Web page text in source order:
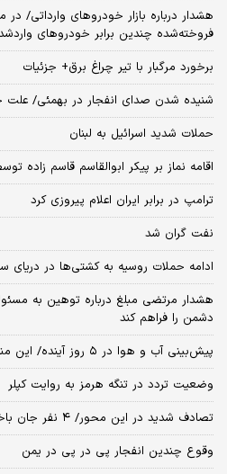
هشدار درباره بازار خودروهای وارداتی/ در
فروخته‌شده چندین برابر خودروهای
برخورد مرگبار با تیر چراغ برق+ جزئیات
شنیده شدن صدای انفجار در بهمئی/
حملات شدید اسرائیل به لبنان
اقامه نماز بر پیکر ابوالقاسم قاسم زاده
ترامپ در برابر ایران اعلام پیروزی کرد
نفت گران شد
ادامه حملات روسیه به کشتی‌ها در دریای
هشدار مرتضی مبلغ درباره توهین به
دشمن را فراهم کند
پیش‌بینی آب و هوا در ۵ روز آینده/ این مناطق بارانی می‌شوند
وضعیت تردد در تنگه هرمز به روایت کپلر
تصادف شدید در این محور/ ۴ نفر جان باختند
وقوع چندین انفجار پی در پی در یمن